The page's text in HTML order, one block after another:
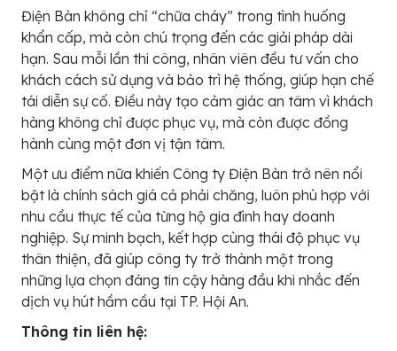
Điện Bàn không chỉ “chữa cháy” trong tình huống
khẩn cấp, mà còn chú trọng đến các giải pháp dài
hạn. Sau mỗi lần thi công, nhân viên đều tư vấn cho
khách cách sử dụng và bảo trì hệ thống, giúp hạn chế
tái diễn sự cố. Điều này tạo cảm giác an tâm vì khách
hàng không chỉ được phục vụ, mà còn được đồng
hành cùng một đơn vị tận tâm.
Một ưu điểm nữa khiến Công ty Điện Bàn trở nên nổi
bật là chính sách giá cả phải chăng, luôn phù hợp với
nhu cầu thực tế của từng hộ gia đình hay doanh
nghiệp. Sự minh bạch, kết hợp cùng thái độ phục vụ
thân thiện, đã giúp công ty trở thành một trong
những lựa chọn đáng tin cậy hàng đầu khi nhắc đến
dịch vụ hút hầm cầu tại TP. Hội An.
Thông tin liên hệ: